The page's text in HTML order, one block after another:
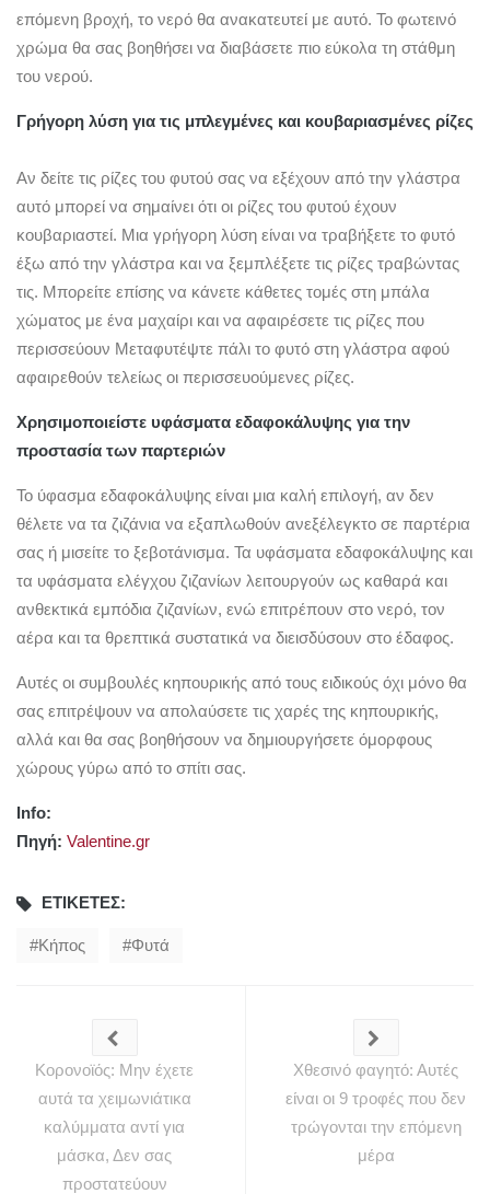
επόμενη βροχή, το νερό θα ανακατευτεί με αυτό. Το φωτεινό
χρώμα θα σας βοηθήσει να διαβάσετε πιο εύκολα τη στάθμη
του νερού.
Γρήγορη λύση για τις μπλεγμένες και κουβαριασμένες ρίζες
Αν δείτε τις ρίζες του φυτού σας να εξέχουν από την γλάστρα
αυτό μπορεί να σημαίνει ότι οι ρίζες του φυτού έχουν
κουβαριαστεί. Μια γρήγορη λύση είναι να τραβήξετε το φυτό
έξω από την γλάστρα και να ξεμπλέξετε τις ρίζες τραβώντας
τις. Μπορείτε επίσης να κάνετε κάθετες τομές στη μπάλα
χώματος με ένα μαχαίρι και να αφαιρέσετε τις ρίζες που
περισσεύουν Μεταφυτέψτε πάλι το φυτό στη γλάστρα αφού
αφαιρεθούν τελείως οι περισσευούμενες ρίζες.
Χρησιμοποιείστε υφάσματα εδαφοκάλυψης για την
προστασία των παρτεριών
Το ύφασμα εδαφοκάλυψης είναι μια καλή επιλογή, αν δεν
θέλετε να τα ζιζάνια να εξαπλωθούν ανεξέλεγκτο σε παρτέρια
σας ή μισείτε το ξεβοτάνισμα. Τα υφάσματα εδαφοκάλυψης και
τα υφάσματα ελέγχου ζιζανίων λειτουργούν ως καθαρά και
ανθεκτικά εμπόδια ζιζανίων, ενώ επιτρέπουν στο νερό, τον
αέρα και τα θρεπτικά συστατικά να διεισδύσουν στο έδαφος.
Αυτές οι συμβουλές κηπουρικής από τους ειδικούς όχι μόνο θα
σας επιτρέψουν να απολαύσετε τις χαρές της κηπουρικής,
αλλά και θα σας βοηθήσουν να δημιουργήσετε όμορφους
χώρους γύρω από το σπίτι σας.
Info:
Πηγή: Valentine.gr
ΕΤΙΚΈΤΕΣ:
Κήπος Φυτά
Κορονοϊός: Μην έχετε
αυτά τα χειμωνιάτικα
καλύμματα αντί για
μάσκα, Δεν σας
προστατεύουν
Χθεσινό φαγητό: Αυτές
είναι οι 9 τροφές που δεν
τρώγονται την επόμενη
μέρα